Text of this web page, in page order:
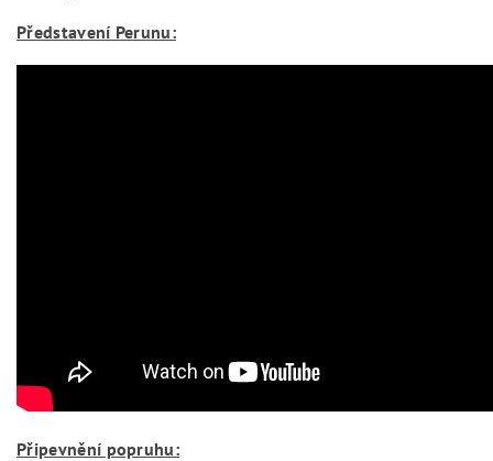
Představení Perunu:
Připevnění popruhu: